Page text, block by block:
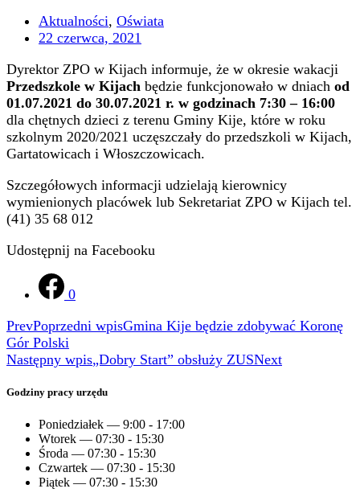
Aktualności, Oświata
22 czerwca, 2021
Dyrektor ZPO w Kijach informuje, że w okresie wakacji
Przedszkole w Kijach będzie funkcjonowało w dniach od
01.07.2021 do 30.07.2021 r. w godzinach 7:30 – 16:00
dla chętnych dzieci z terenu Gminy Kije, które w roku
szkolnym 2020/2021 uczęszczały do przedszkoli w Kijach,
Gartatowicach i Włoszczowicach.
Szczegółowych informacji udzielają kierownicy
wymienionych placówek lub Sekretariat ZPO w Kijach tel.
(41) 35 68 012
Udostępnij na Facebooku
0
PrevPoprzedni wpisGmina Kije będzie zdobywać Koronę
Gór Polski
Następny wpis„Dobry Start” obsłuży ZUSNext
Godziny pracy urzędu
Poniedziałek — 9:00 - 17:00
Wtorek — 07:30 - 15:30
Środa — 07:30 - 15:30
Czwartek — 07:30 - 15:30
Piątek — 07:30 - 15:30